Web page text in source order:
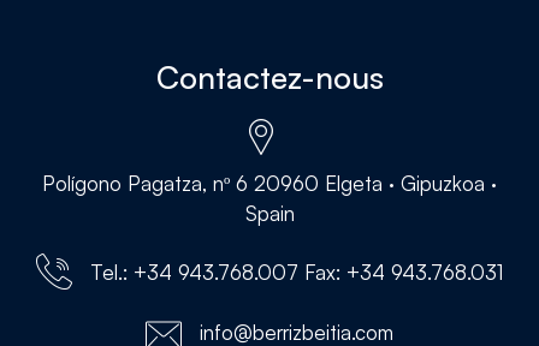
Contactez-nous
Polígono Pagatza, nº 6 20960 Elgeta · Gipuzkoa ·
Spain
Tel.: +34 943.768.007 Fax: +34 943.768.031
info@berrizbeitia.com